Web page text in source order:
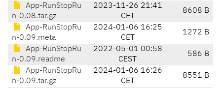
App-RunStopRu
n-0.08.tar.gz
2023-11-26 21:41
CET
8608 B
App-RunStopRu
n-0.09.meta
2024-01-06 16:25
CET
1272 B
App-RunStopRu
n-0.09.readme
2022-05-01 00:58
CEST
586 B
App-RunStopRu
n-0.09.tar.gz
2024-01-06 16:26
CET
8551 B